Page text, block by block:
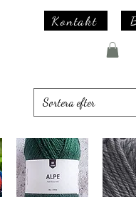
Kontakt
Sortera efter